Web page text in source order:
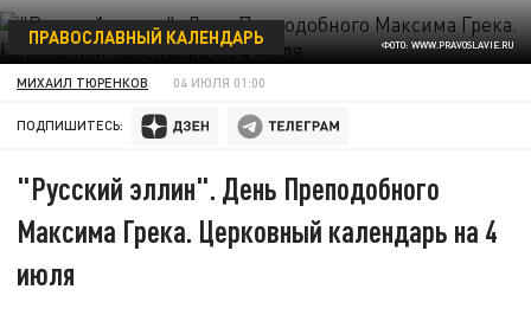
ФОТО: WWW.PRAVOSLAVIE.RU
ПРАВОСЛАВНЫЙ КАЛЕНДАРЬ
МИХАИЛ ТЮРЕНКОВ 04 ИЮЛЯ 01:00
ПОДПИШИТЕСЬ:
"Русский эллин". День Преподобного
Максима Грека. Церковный календарь на 4
июля